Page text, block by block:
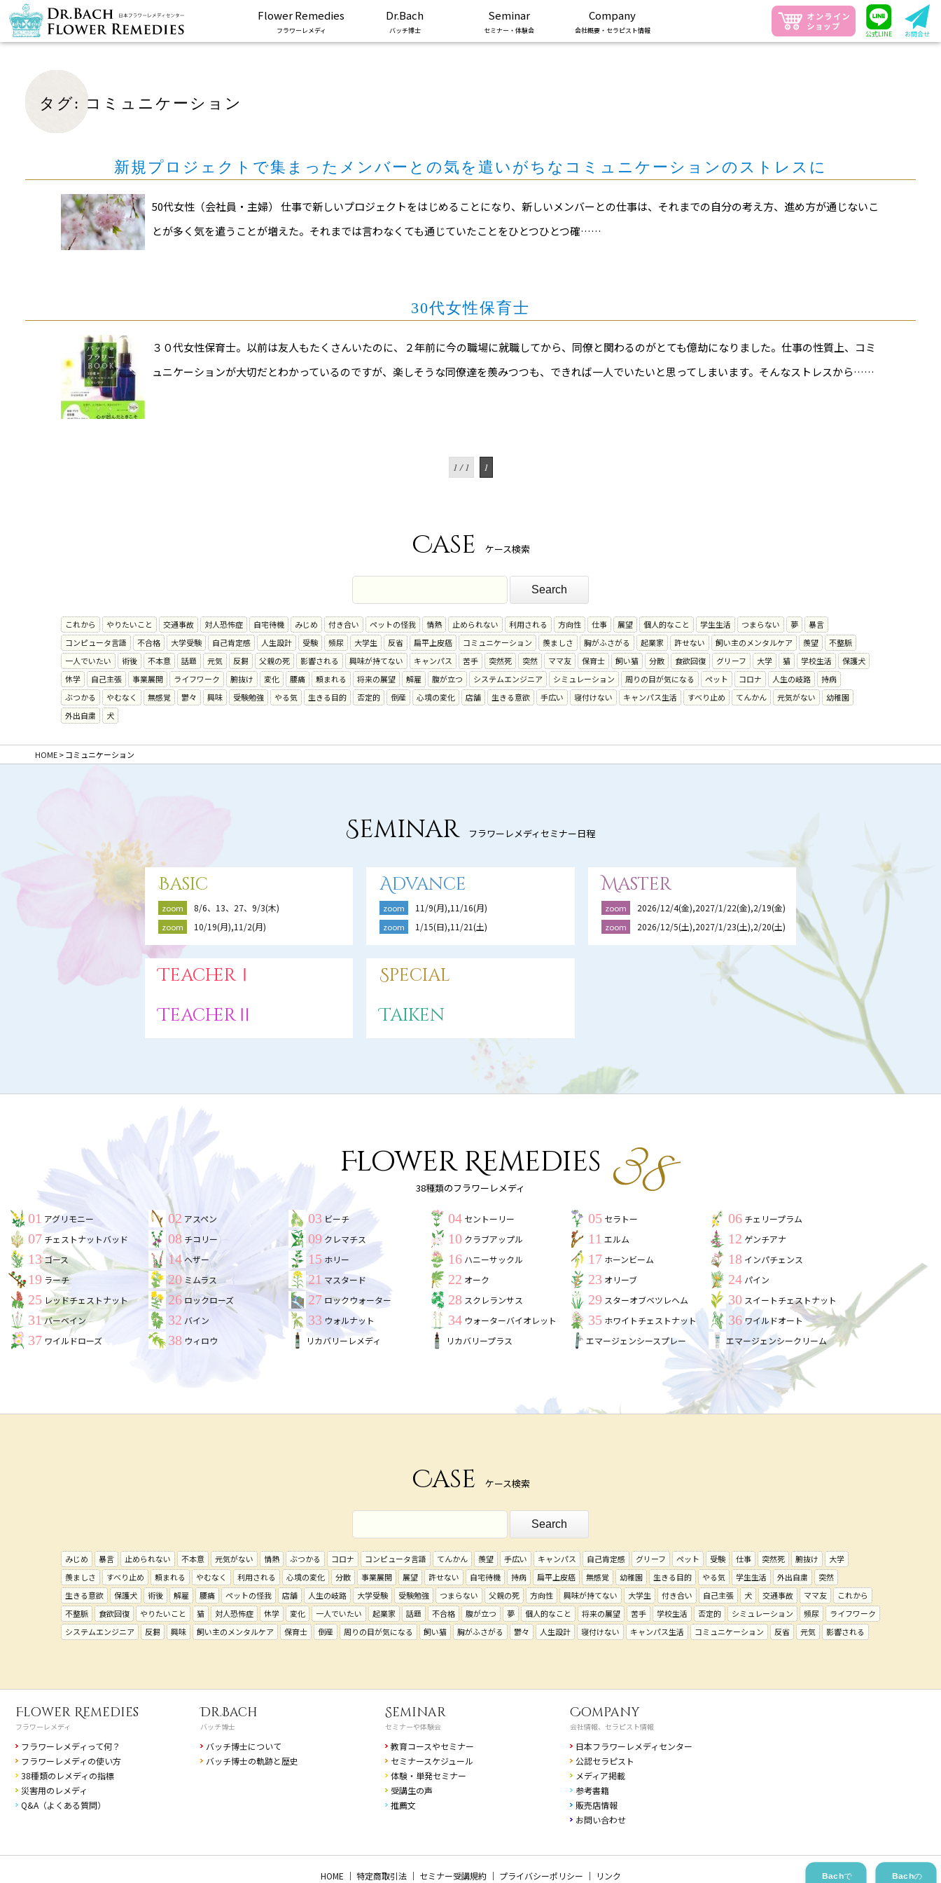
Flower Remedies
フラワーレメディ
Dr.Bach
バッチ博士
Seminar
セミナー・体験会
Company
会社概要・セラピスト情報 公式LINE お問合せ
タグ: コミュニケーション
新規プロジェクトで集まったメンバーとの気を遣いがちなコミュニケーションのストレスに
50代女性（会社員・主婦） 仕事で新しいプロジェクトをはじめることになり、新しいメンバーとの仕事は、それまでの自分の考え方、進め方が通じないこ
とが多く気を遣うことが増えた。それまでは言わなくても通じていたことをひとつひとつ確……
30代女性保育士
３０代女性保育士。以前は友人もたくさんいたのに、２年前に今の職場に就職してから、同僚と関わるのがとても億劫になりました。仕事の性質上、コミ
ュニケーションが大切だとわかっているのですが、楽しそうな同僚達を羨みつつも、できれば一人でいたいと思ってしまいます。そんなストレスから……
1 / 1 1
Case ケース検索
これから やりたいこと 交通事故 対人恐怖症 自宅待機 みじめ 付き合い ペットの怪我 情熱 止められない 利用される 方向性 仕事 展望 個人的なこと 学生生活 つまらない 夢
暴言
コンピュータ言語
不合格 大学受験 自己肯定感 人生設計 受験 頻尿 大学生 反省 扁平上皮癌 コミュニケーション 羨ましさ 胸がふさがる 起業家 許せない 飼い主のメンタルケア 羨望
不整脈
一人でいたい
術後 不本意 話題 元気 反芻 父親の死 影響される 興味が持てない キャンパス 苦手 突然死 突然 ママ友 保育士 飼い猫 分散 食欲回復 グリーフ 大学 猫 学校生活
保護犬
休学
自己主張 事業展開 ライフワーク 腑抜け 変化 腰痛 頼まれる 将来の展望 解雇 腹が立つ システムエンジニア シミュレーション 周りの目が気になる ペット コロナ 人生の岐路
持病
ぶつかる
やむなく 無感覚 鬱々 興味 受験勉強 やる気 生きる目的 否定的 倒産 心境の変化 店舗 生きる意欲 手広い 寝付けない キャンパス生活 すべり止め てんかん 元気がない
幼稚園
外出自粛
犬
HOME>コミュニケーション
Seminarフラワーレメディセミナー日程
Basic
zoom 8/6、13、27、9/3(木)
zoom 10/19(月),11/2(月)
Advance
zoom 11/9(月),11/16(月)
zoom 1/15(日),11/21(土)
Master
zoom 2026/12/4(金),2027/1/22(金),2/19(金)
zoom 2026/12/5(土),2027/1/23(土),2/20(土)
TeacherⅠ
TeacherⅡ
Special
Taiken
Flower Remedies
38種類のフラワーレメディ
01 アグリモニー 02 アスペン 03 ビーチ 04 セントーリー 05 セラトー 06 チェリープラム
07 チェストナットバッド 08 チコリー 09 クレマチス 10 クラブアップル 11 エルム 12 ゲンチアナ
13ゴース 14 ヘザー 15 ホリー 16 ハニーサックル 17 ホーンビーム 18 インパチェンス
19 ラーチ 20 ミムラス 21 マスタード 22 オーク 23 オリーブ 24 パイン
25 レッドチェストナット 26 ロックローズ 27 ロックウォーター 28 スクレランサス 29 スターオブベツレヘム 30 スイートチェストナット
31バーベイン 32 バイン 33 ウォルナット 34 ウォーターバイオレット 35 ホワイトチェストナット 36ワイルドオート
37 ワイルドローズ 38 ウィロウ リカバリーレメディ リカバリープラス エマージェンシースプレー エマージェンシークリーム
Case ケース検索
みじめ 暴言 止められない 不本意 元気がない 情熱 ぶつかる コロナ コンピュータ言語 てんかん 羨望 手広い キャンパス 自己肯定感 グリーフ ペット 受験 仕事 突然死 腑抜け
大学
羨ましさ
すべり止め 頼まれる やむなく 利用される 心境の変化 分散 事業展開 展望 許せない 自宅待機 持病 扁平上皮癌 無感覚 幼稚園 生きる目的 やる気 学生生活 外出自粛
突然
生きる意欲
保護犬 術後 解雇 腰痛 ペットの怪我 店舗 人生の岐路 大学受験 受験勉強 つまらない 父親の死 方向性 興味が持てない 大学生 付き合い 自己主張 犬 交通事故 ママ友
これから
不整脈
食欲回復 やりたいこと 猫 対人恐怖症 休学 変化 一人でいたい 起業家 話題 不合格 腹が立つ 夢 個人的なこと 将来の展望 苦手 学校生活 否定的 シミュレーション 頻尿
ライフワーク
システムエンジニア
反芻 興味 飼い主のメンタルケア 保育士 倒産 周りの目が気になる 飼い猫 胸がふさがる 鬱々 人生設計 寝付けない キャンパス生活 コミュニケーション 反省 元気 影響される
Flower Remedies
フラワーレメディ
フラワーレメディって何？
フラワーレメディの使い方
38種類のレメディの指標
災害用のレメディ
Q&A（よくある質問）
Dr.Bach
バッチ博士
バッチ博士について
バッチ博士の軌跡と歴史
Seminar
セミナーや体験会
教育コースやセミナー
セミナースケジュール
体験・単発セミナー
受講生の声
推薦文
Company
会社情報、セラピスト情報
日本フラワーレメディセンター
公認セラピスト
メディア掲載
参考書籍
販売店情報
お問い合わせ
HOME ｜ 特定商取引法｜ セミナー受講規約｜ プライバシーポリシー ｜ リンク